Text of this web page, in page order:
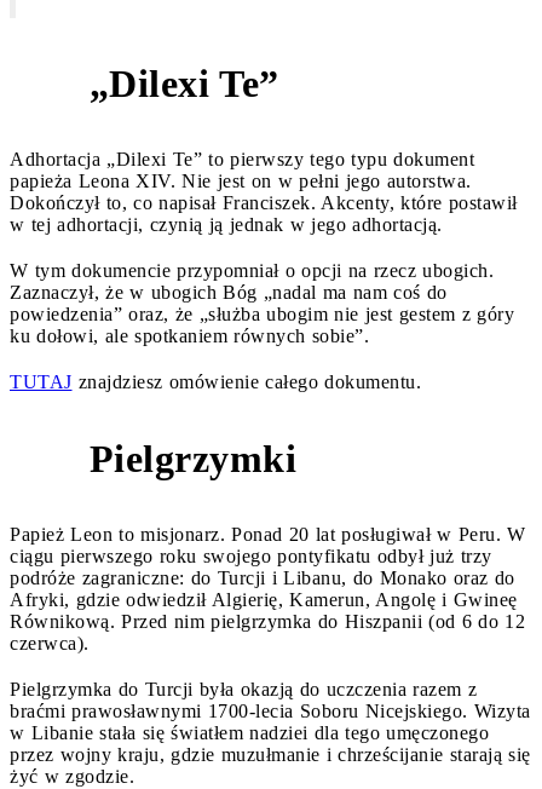
„Dilexi Te”
Adhortacja „Dilexi Te” to pierwszy tego typu dokument
papieża Leona XIV. Nie jest on w pełni jego autorstwa.
Dokończył to, co napisał Franciszek. Akcenty, które postawił
w tej adhortacji, czynią ją jednak w jego adhortacją.
W tym dokumencie przypomniał o opcji na rzecz ubogich.
Zaznaczył, że w ubogich Bóg „nadal ma nam coś do
powiedzenia” oraz, że „służba ubogim nie jest gestem z góry
ku dołowi, ale spotkaniem równych sobie”.
TUTAJ znajdziesz omówienie całego dokumentu.
Pielgrzymki
Papież Leon to misjonarz. Ponad 20 lat posługiwał w Peru. W
ciągu pierwszego roku swojego pontyfikatu odbył już trzy
podróże zagraniczne: do Turcji i Libanu, do Monako oraz do
Afryki, gdzie odwiedził Algierię, Kamerun, Angolę i Gwineę
Równikową. Przed nim pielgrzymka do Hiszpanii (od 6 do 12
czerwca).
Pielgrzymka do Turcji była okazją do uczczenia razem z
braćmi prawosławnymi 1700-lecia Soboru Nicejskiego. Wizyta
w Libanie stała się światłem nadziei dla tego umęczonego
przez wojny kraju, gdzie muzułmanie i chrześcijanie starają się
żyć w zgodzie.